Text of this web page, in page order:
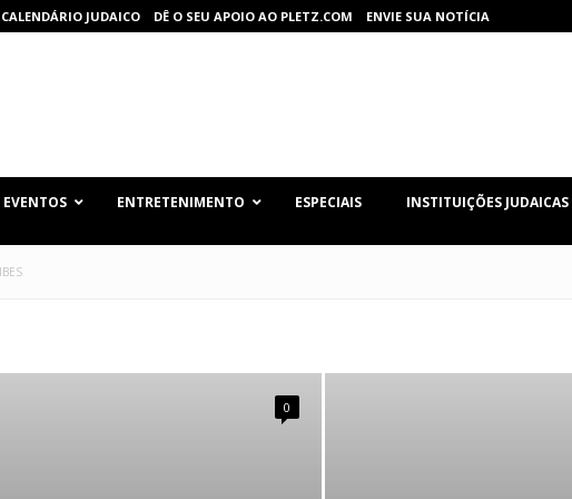
CALENDÁRIO JUDAICO DÊ O SEU APOIO AO PLETZ.COM ENVIE SUA NOTÍCIA
EVENTOS ENTRETENIMENTO ESPECIAIS INSTITUIÇÕES JUDAICAS
0